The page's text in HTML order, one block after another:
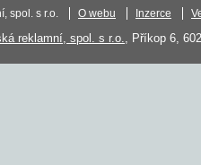
spol. s r.o. O webu Inzerce
reklamní, spol. s r.o., Příkop 6,